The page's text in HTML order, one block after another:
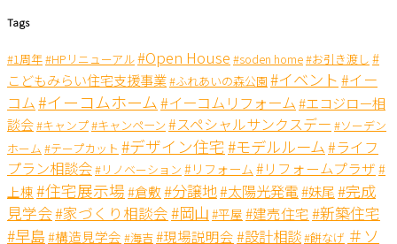
Tags
#1周年#HPリニューアル#Open House #soden home#お引き渡し #
こどもみらい住宅支援事業#ふれあいの森公園 #イベント #イー
コム#イーコムホーム #イーコムリフォーム#エコジロー相
談会#キャンプ#キャンペーン#スペシャルサンクスデー #ソーデン
ホーム #テープカット #デザイン住宅 #モデルルーム#ライフ
プラン相談会#リノベーション #リフォーム#リフォームプラザ#
上棟#住宅展示場#倉敷#分譲地#太陽光発電#妹尾#完成
見学会#家づくり相談会#岡山 #平屋 #建売住宅 #新築住宅
#早島#構造見学会 #海吉#現場説明会#設計相談#餅なげ ＃ソ